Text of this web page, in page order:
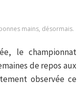
mains, désormais.
le championnat
de repos aux
observée ce